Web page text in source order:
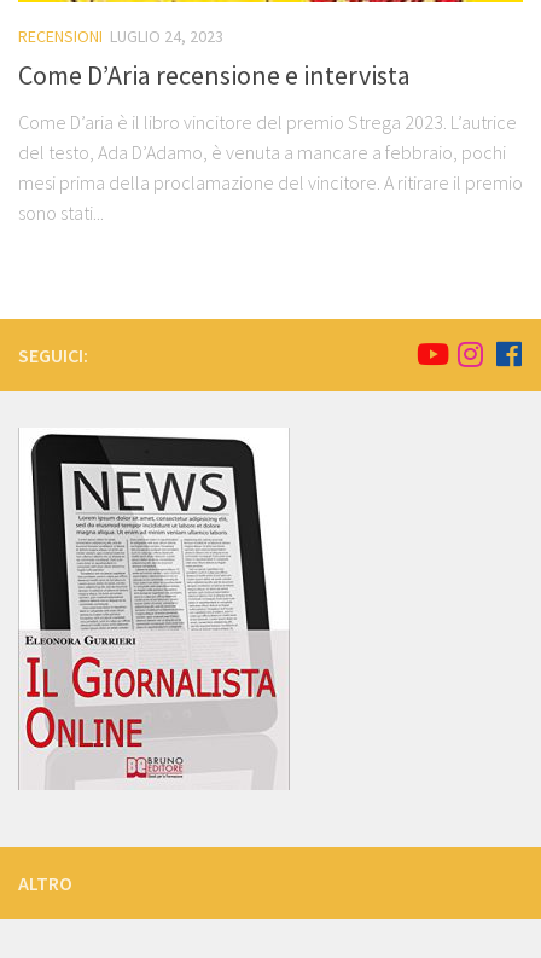
RECENSIONI LUGLIO 24, 2023
Come D’Aria recensione e intervista
Come D’aria è il libro vincitore del premio Strega 2023. L’autrice
del testo, Ada D’Adamo, è venuta a mancare a febbraio, pochi
mesi prima della proclamazione del vincitore. A ritirare il premio
sono stati...
SEGUICI:
ALTRO